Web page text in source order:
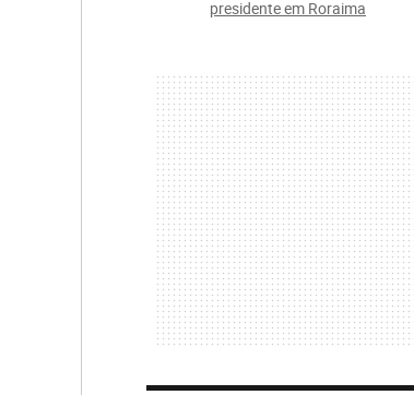
presidente em Roraima